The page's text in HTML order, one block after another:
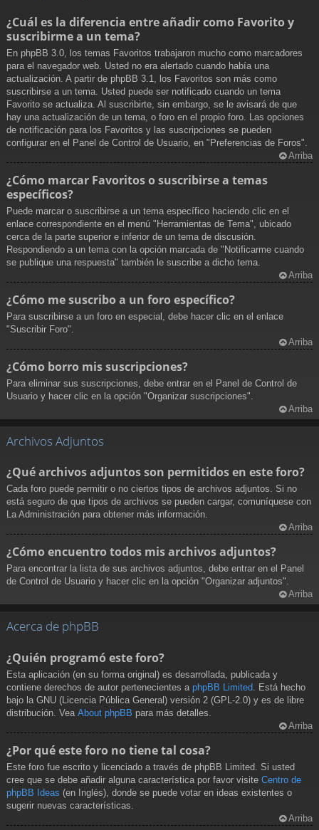
¿Cuál es la diferencia entre añadir como Favorito y
suscribirme a un tema?
En phpBB 3.0, los temas Favoritos trabajaron mucho como marcadores
para el navegador web. Usted no era alertado cuando había una
actualización. A partir de phpBB 3.1, los Favoritos son más como
suscribirse a un tema. Usted puede ser notificado cuando un tema
Favorito se actualiza. Al suscribirte, sin embargo, se le avisará de que
hay una actualización de un tema, o foro en el propio foro. Las opciones
de notificación para los Favoritos y las suscripciones se pueden
configurar en el Panel de Control de Usuario, en "Preferencias de Foros".
Arriba
¿Cómo marcar Favoritos o suscribirse a temas
específicos?
Puede marcar o suscribirse a un tema específico haciendo clic en el
enlace correspondiente en el menú "Herramientas de Tema", ubicado
cerca de la parte superior e inferior de un tema de discusión.
Respondiendo a un tema con la opción marcada de "Notificarme cuando
se publique una respuesta" también le suscribe a dicho tema.
Arriba
¿Cómo me suscribo a un foro específico?
Para suscribirse a un foro en especial, debe hacer clic en el enlace
"Suscribir Foro".
Arriba
¿Cómo borro mis suscripciones?
Para eliminar sus suscripciones, debe entrar en el Panel de Control de
Usuario y hacer clic en la opción "Organizar suscripciones".
Arriba
Archivos Adjuntos
¿Qué archivos adjuntos son permitidos en este foro?
Cada foro puede permitir o no ciertos tipos de archivos adjuntos. Si no
está seguro de que tipos de archivos se pueden cargar, comuníquese con
La Administración para obtener más información.
Arriba
¿Cómo encuentro todos mis archivos adjuntos?
Para encontrar la lista de sus archivos adjuntos, debe entrar en el Panel
de Control de Usuario y hacer clic en la opción "Organizar adjuntos".
Arriba
Acerca de phpBB
¿Quién programó este foro?
Esta aplicación (en su forma original) es desarrollada, publicada y
contiene derechos de autor pertenecientes a phpBB Limited . Está hecho
bajo la GNU (Licencia Pública General) versión 2 (GPL-2.0) y es de libre
distribución. Vea About phpBB para más detalles.
Arriba
¿Por qué este foro no tiene tal cosa?
Este foro fue escrito y licenciado a través de phpBB Limited. Si usted
cree que se debe añadir alguna característica por favor visite Centro de
phpBB Ideas (en Inglés), donde se puede votar en ideas existentes o
sugerir nuevas características.
Arriba